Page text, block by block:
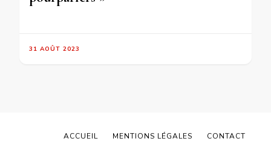
31 AOÛT 2023
ACCUEIL MENTIONS LÉGALES CONTACT